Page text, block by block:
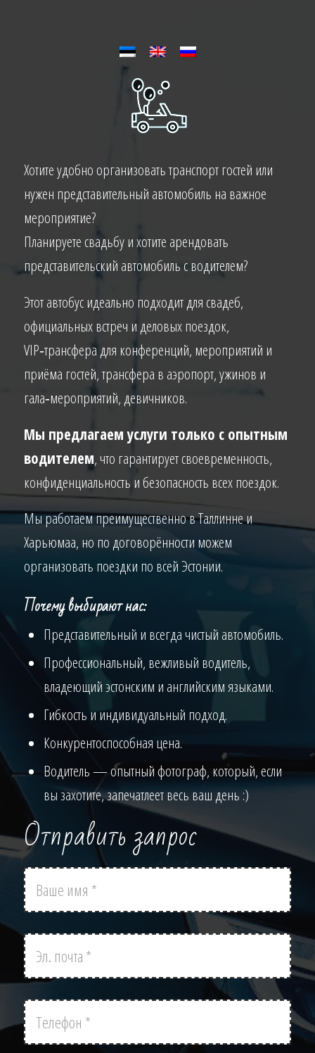
Хотите удобно организовать транспорт гостей или
нужен представительный автомобиль на важное
мероприятие?
Планируете свадьбу и хотите арендовать
представительский автомобиль с водителем?
Этот автобус идеально подходит для свадеб,
официальных встреч и деловых поездок,
VIP‑трансфера для конференций, мероприятий и
приёма гостей, трансфера в аэропорт, ужинов и
гала‑мероприятий, девичников.
Мы предлагаем услуги только с опытным
водителем, что гарантирует своевременность,
конфиденциальность и безопасность всех поездок.
Мы работаем преимущественно в Таллинне и
Харьюмаа, но по договорённости можем
организовать поездки по всей Эстонии.
Почему выбирают нас:
Представительный и всегда чистый автомобиль.
Профессиональный, вежливый водитель,
владеющий эстонским и английским языками.
Гибкость и индивидуальный подход.
Конкурентоспособная цена.
Водитель — опытный фотограф, который, если
вы захотите, запечатлеет весь ваш день :)
Отправить запрос
Ваше
имя
Эл.
почта
Телефон